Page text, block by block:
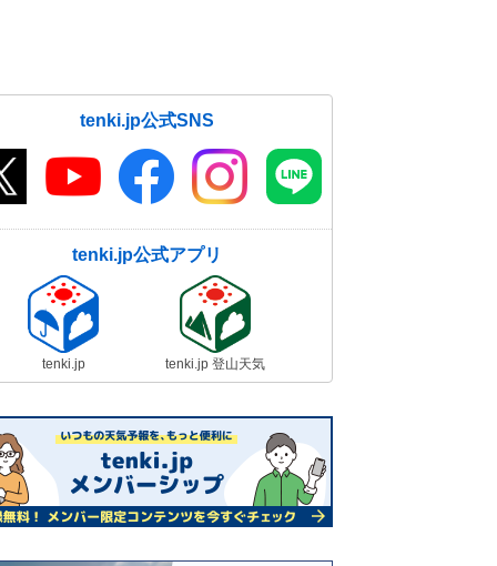
tenki.jp公式SNS
tenki.jp公式アプリ
tenki.jp tenki.jp 登山天気